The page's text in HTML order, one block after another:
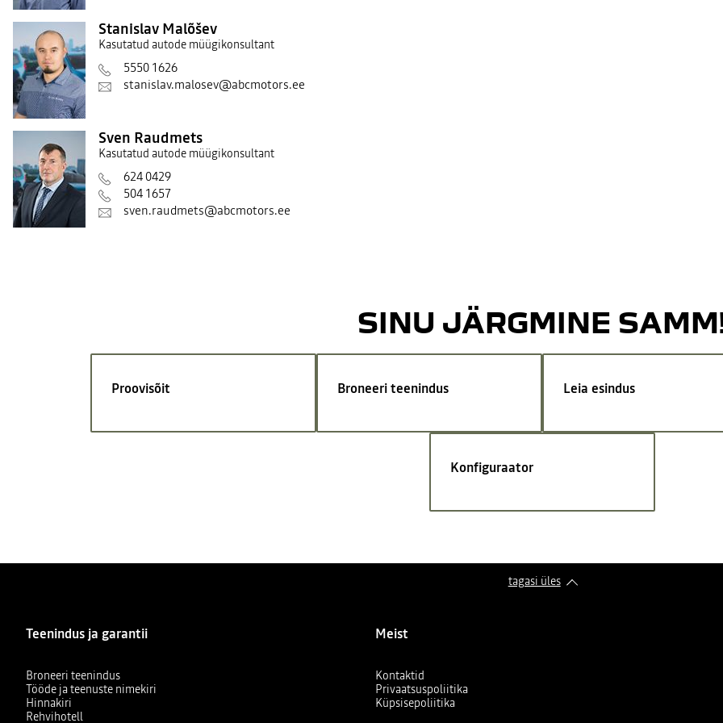
Stanislav Malõšev
Kasutatud autode müügikonsultant
5550 1626
stanislav.malosev@abcmotors.ee
Sven Raudmets
Kasutatud autode müügikonsultant
624 0429
504 1657
sven.raudmets@abcmotors.ee
SINU JÄRGMINE
Proovisõit Broneeri teenindus Leia esindus
Konfiguraator
tagasi üles
Teenindus ja garantii
Broneeri teenindus
Tööde ja teenuste nimekiri
Hinnakiri
Rehvihotell
Meist
Kontaktid
Privaatsuspoliitika
Küpsisepoliitika